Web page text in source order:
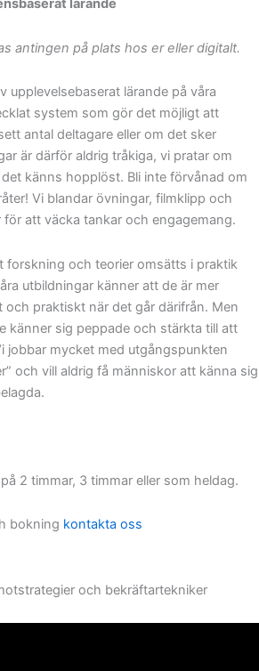
lärande
antingen på plats hos er eller digitalt.
upplevelsebaserat lärande på våra
system som gör det möjligt att
antal deltagare eller om det sker
är därför aldrig tråkiga, vi pratar om
känns hopplöst. Bli inte förvånad om
Vi blandar övningar, filmklipp och
för att väcka tankar och engagemang.
forskning och teorier omsätts i praktik
utbildningar känner att de är mer
och praktiskt när det går därifrån. Men
känner sig peppade och stärkta till att
jobbar mycket med utgångspunkten
och vill aldrig få människor att känna sig
2 timmar, 3 timmar eller som heldag.
bokning kontakta oss
och bekräftartekniker